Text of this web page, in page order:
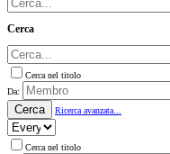
Cerca
Cerca nel titolo
Da:
Cerca Ricerca avanzata...
Cerca nel titolo